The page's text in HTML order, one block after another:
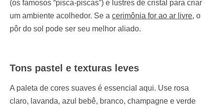
(os famosos “pisca-piscas”) e lustres de cristal para criar
um ambiente acolhedor. Se a cerimônia for ao ar livre, o
pôr do sol pode ser seu melhor aliado.
Tons pastel e texturas leves
A paleta de cores suaves é essencial aqui. Use rosa
claro, lavanda, azul bebê, branco, champagne e verde